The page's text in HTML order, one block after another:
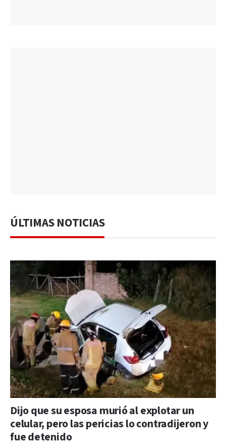
ÚLTIMAS NOTICIAS
Dijo que su esposa murió al explotar un
celular, pero las pericias lo contradijeron y
fue detenido